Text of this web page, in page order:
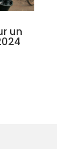
un